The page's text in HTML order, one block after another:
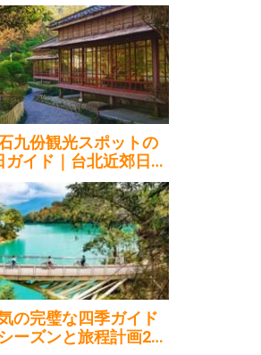
九份観光スポットの
ガイド｜台北近郊日帰
の完璧な四季ガイド
ーズンと旅程計画202